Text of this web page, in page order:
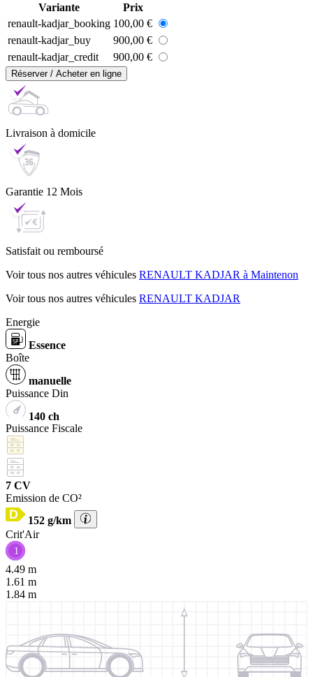
Variante
Prix
renault-kadjar_booking 100,00 €
renault-kadjar_buy
900,00 €
renault-kadjar_credit
900,00 €
Réserver / Acheter en ligne
Livraison à domicile
Garantie 12 Mois
Satisfait ou remboursé
Voir tous nos autres véhicules RENAULT KADJAR à Maintenon
Voir tous nos autres véhicules RENAULT KADJAR
Energie
Essence
Boîte
manuelle
Puissance Din
140 ch
Puissance Fiscale
7 CV
Emission de CO²
152 g/km
Crit'Air
1
4.49 m
1.61 m
1.84 m